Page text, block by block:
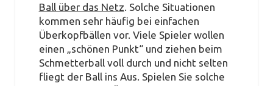
Ball über das Netz. Solche Situationen
kommen sehr häufig bei einfachen
Überkopfbällen vor. Viele Spieler wollen
einen „schönen Punkt“ und ziehen beim
Schmetterball voll durch und nicht selten
fliegt der Ball ins Aus. Spielen Sie solche